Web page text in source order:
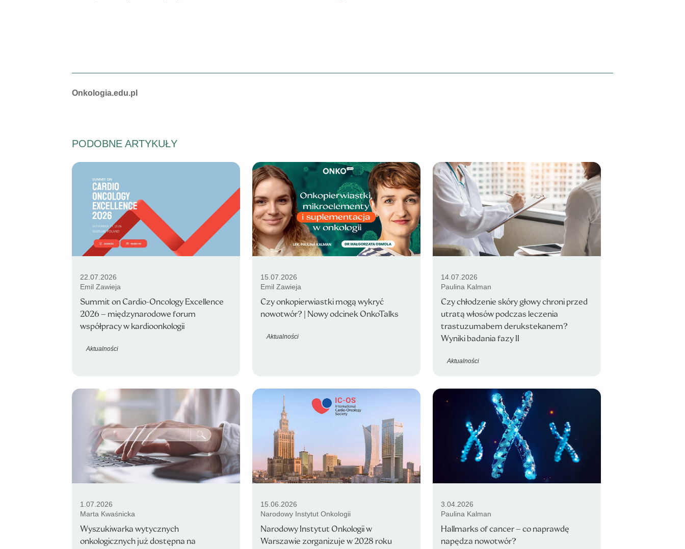
Autorzy:
Onkologia.edu.pl
PODOBNE ARTYKUŁY
22.07.2026
Emil Zawieja
Summit on Cardio-Oncology Excellence
2026 – międzynarodowe forum
współpracy w kardioonkologii
Aktualności
15.07.2026
Emil Zawieja
Czy onkopierwiastki mogą wykryć
nowotwór? | Nowy odcinek OnkoTalks
Aktualności
14.07.2026
Paulina Kalman
Czy chłodzenie skóry głowy chroni przed
utratą włosów podczas leczenia
trastuzumabem derukstekanem?
Wyniki badania fazy II
Aktualności
1.07.2026
Marta Kwaśnicka
Wyszukiwarka wytycznych
onkologicznych już dostępna na
15.06.2026
Narodowy Instytut Onkologii
Narodowy Instytut Onkologii w
Warszawie zorganizuje w 2028 roku
3.04.2026
Paulina Kalman
Hallmarks of cancer – co naprawdę
napędza nowotwór?